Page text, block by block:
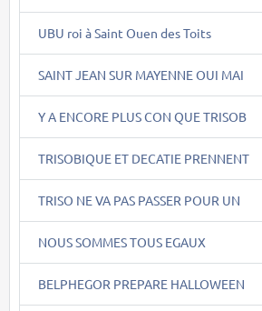
UBU roi à Saint Ouen des Toits
SAINT JEAN SUR MAYENNE OUI MAI
Y A ENCORE PLUS CON QUE TRISOB
TRISOBIQUE ET DECATIE PRENNENT
TRISO NE VA PAS PASSER POUR UN
NOUS SOMMES TOUS EGAUX
BELPHEGOR PREPARE HALLOWEEN